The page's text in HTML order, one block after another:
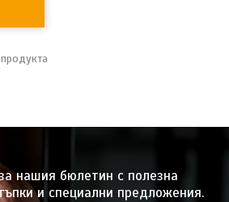
нашия бюлетин с полезна
и специални предложения.